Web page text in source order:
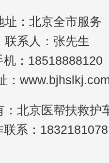
址：北京全市服务
联系人：张先生
机：18518888120
：
：北京医帮扶救护
联系：